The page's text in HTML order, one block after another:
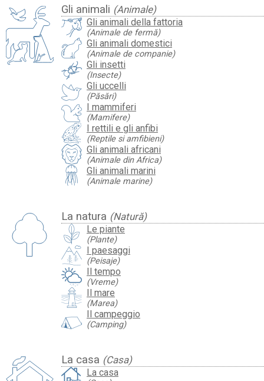
Gli animali (Animale)
Gli animali della fattoria
(Animale de fermă)
Gli animali domestici
(Animale de companie)
Gli insetti
(Insecte)
Gli uccelli
(Păsări)
I mammiferi
(Mamifere)
I rettili e gli anfibi
(Reptile si amfibieni)
Gli animali africani
(Animale din Africa)
Gli animali marini
(Animale marine)
La natura (Natură)
Le piante
(Plante)
I paesaggi
(Peisaje)
Il tempo
(Vreme)
Il mare
(Marea)
Il campeggio
(Camping)
La casa (Casa)
La casa